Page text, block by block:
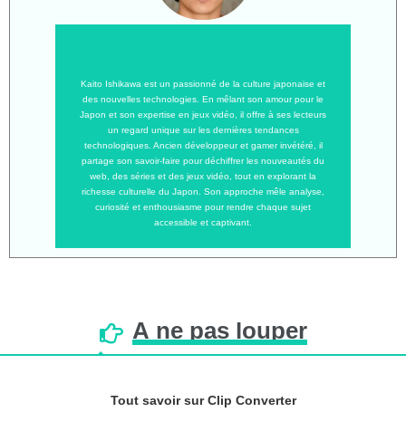
Kaito Ishikawa est un passionné de la culture japonaise et
des nouvelles technologies. En mêlant son amour pour le
Japon et son expertise en jeux vidéo, il offre à ses lecteurs
un regard unique sur les dernières tendances
technologiques. Ancien développeur et gamer invétéré, il
partage son savoir-faire pour déchiffrer les nouveautés du
web, des séries et des jeux vidéo, tout en explorant la
richesse culturelle du Japon. Son approche mêle analyse,
curiosité et enthousiasme pour rendre chaque sujet
accessible et captivant.
À ne pas louper
Tout savoir sur Clip Converter